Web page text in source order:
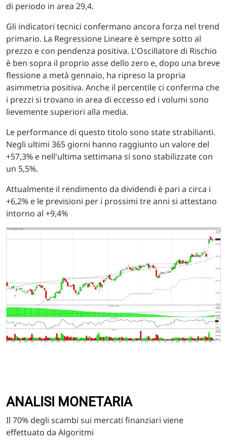
di periodo in area 29,4.
Gli indicatori tecnici confermano ancora forza nel trend
primario. La Regressione Lineare è sempre sotto al
prezzo e con pendenza positiva. L'Oscillatore di Rischio
è ben sopra il proprio asse dello zero e, dopo una breve
flessione a metà gennaio, ha ripreso la propria
asimmetria positiva. Anche il percentile ci conferma che
i prezzi si trovano in area di eccesso ed i volumi sono
lievemente superiori alla media.
Le performance di questo titolo sono state strabilianti.
Negli ultimi 365 giorni hanno raggiunto un valore del
+57,3% e nell'ultima settimana si sono stabilizzate con
un 5,5%.
Attualmente il rendimento da dividendi è pari a circa i
+6,2% e le previsioni per i prossimi tre anni si attestano
intorno al +9,4%
ANALISI MONETARIA
Il 70% degli scambi sui mercati finanziari viene
effettuato da Algoritmi